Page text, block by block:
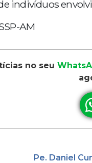
indivíduos
AM
no seu
Pe. Daniel